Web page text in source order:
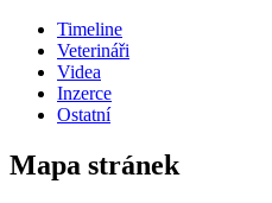
Timeline
Veterináři
Videa
Inzerce
Ostatní
Mapa stránek